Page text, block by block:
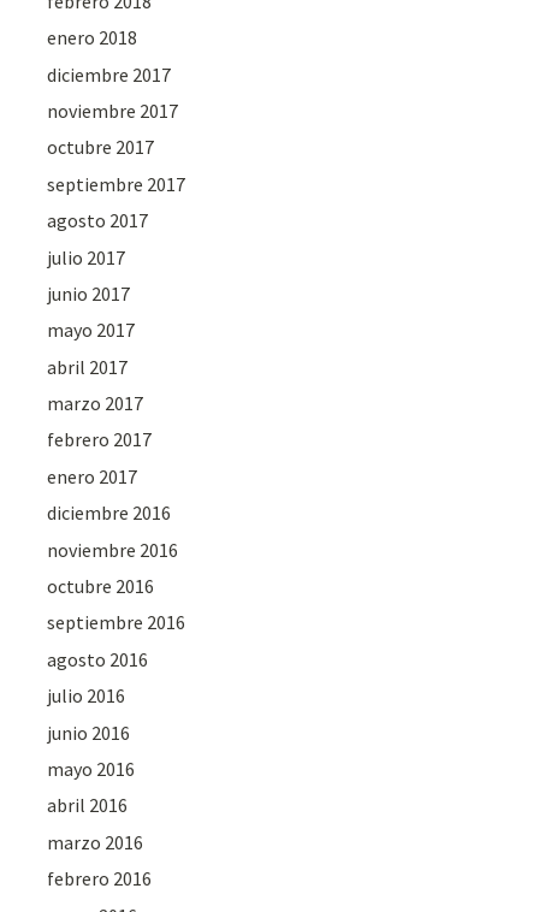
enero 2018
diciembre 2017
noviembre 2017
octubre 2017
septiembre 2017
agosto 2017
julio 2017
junio 2017
mayo 2017
abril 2017
marzo 2017
febrero 2017
enero 2017
diciembre 2016
noviembre 2016
octubre 2016
septiembre 2016
agosto 2016
julio 2016
junio 2016
mayo 2016
abril 2016
marzo 2016
febrero 2016